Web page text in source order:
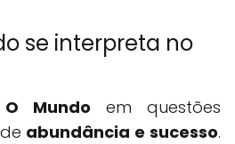
se interpreta no
O Mundo em questões
abundância e sucesso.